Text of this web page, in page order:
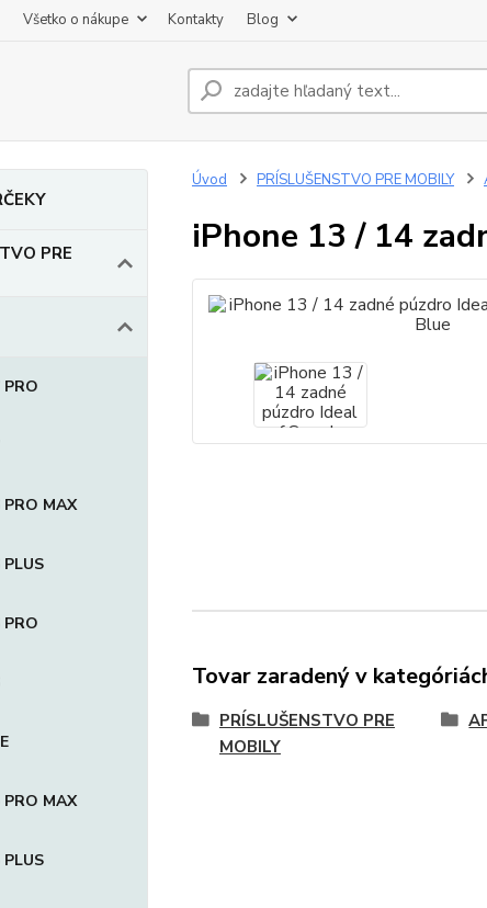
Všetko o nákupe Kontakty Blog
PRE
PRO
PRO MAX
PRO
PRO MAX
Úvod PRÍSLUŠENSTVO PRE MOBILY
iPhone 13 / 14
Tovar zaradený v
PRÍSLUŠENSTVO PRE
MOBILY